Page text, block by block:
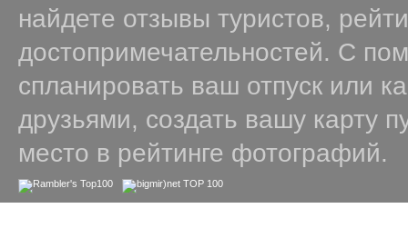
найдете отзывы туристов,
достопримечательностей. С
спланировать ваш отпуск или
друзьями, создать вашу карту
место в рейтинге фотографий.